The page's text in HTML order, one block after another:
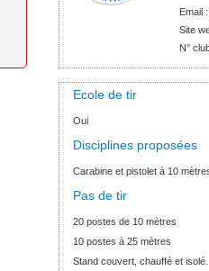
Email
Site
N°
Ecole de tir
Oui
Disciplines proposées
Carabine et pistolet à 10
Pas de tir
20 postes de 10 mètres
10 postes à 25 mètres
Stand couvert, chauffé et isolé.